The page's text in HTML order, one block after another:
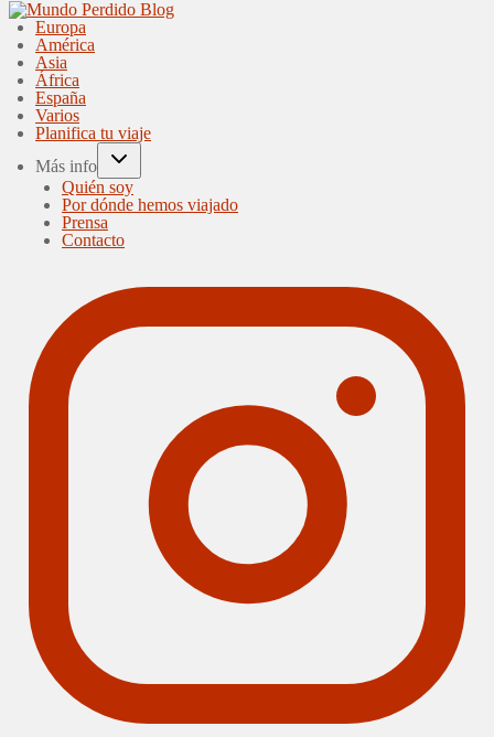
Europa
América
Asia
África
España
Varios
Planifica tu viaje
Más info
Quién soy
Por dónde hemos viajado
Prensa
Contacto